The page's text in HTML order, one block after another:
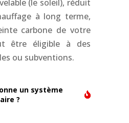
(le soleil), réduit
à long terme,
carbone de votre
être éligible à des
ou subventions.
un système
?